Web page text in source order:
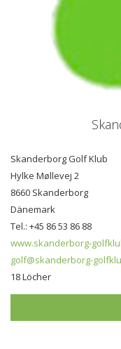
Skanderborg Golf Klub
Hylke Møllevej 2
8660 Skanderborg
Dänemark
Tel.: +45 86 53 86 88
www.skanderborg-
golf@skanderborg-
18 Löcher